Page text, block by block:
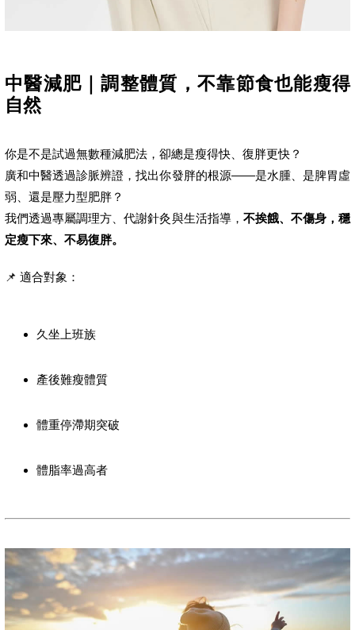
中醫減肥｜調整體質，不靠節食也能瘦得
自然
你是不是試過無數種減肥法，卻總是瘦得快、復胖更快？
廣和中醫透過診脈辨證，找出你發胖的根源——是水腫、是脾胃虛
弱、還是壓力型肥胖？
我們透過專屬調理方、代謝針灸與生活指導， 不挨餓、不傷身，穩
定瘦下來、不易復胖。
📌 適合對象：
久坐上班族
產後難瘦體質
體重停滯期突破
體脂率過高者